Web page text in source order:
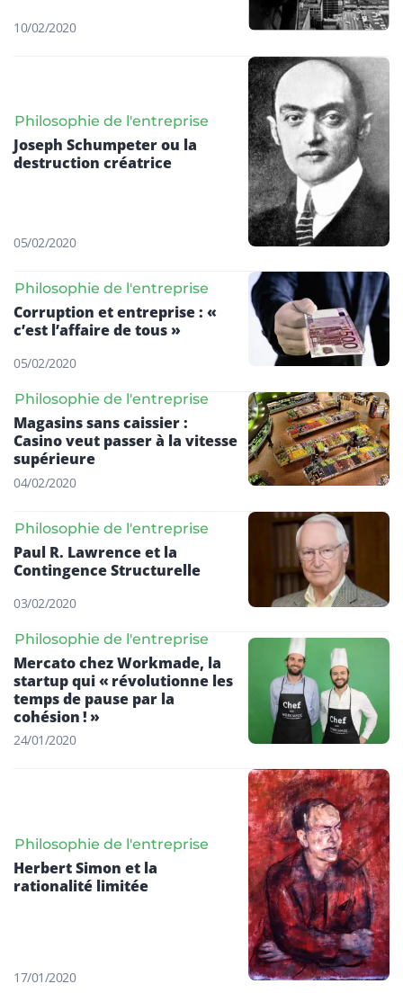
10/02/2020
Philosophie de l'entreprise
Joseph Schumpeter ou la
destruction créatrice
05/02/2020
Philosophie de l'entreprise
Corruption et entreprise : «
c’est l’affaire de tous »
05/02/2020
Philosophie de l'entreprise
Magasins sans caissier :
Casino veut passer à la vitesse
supérieure
04/02/2020
Philosophie de l'entreprise
Paul R. Lawrence et la
Contingence Structurelle
03/02/2020
Philosophie de l'entreprise
Mercato chez Workmade, la
startup qui « révolutionne les
temps de pause par la
cohésion ! »
24/01/2020
Philosophie de l'entreprise
Herbert Simon et la
rationalité limitée
17/01/2020